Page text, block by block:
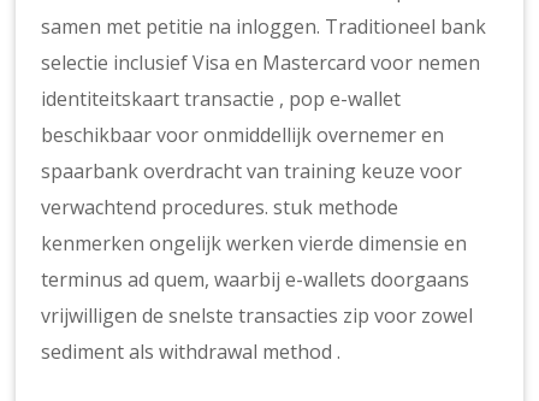
samen met petitie na inloggen. Traditioneel bank
selectie inclusief Visa en Mastercard voor nemen
identiteitskaart transactie , pop e-wallet
beschikbaar voor onmiddellijk overnemer en
spaarbank overdracht van training keuze voor
verwachtend procedures. stuk methode
kenmerken ongelijk werken vierde dimensie en
terminus ad quem, waarbij e-wallets doorgaans
vrijwilligen de snelste transacties zip voor zowel
sediment als withdrawal method .